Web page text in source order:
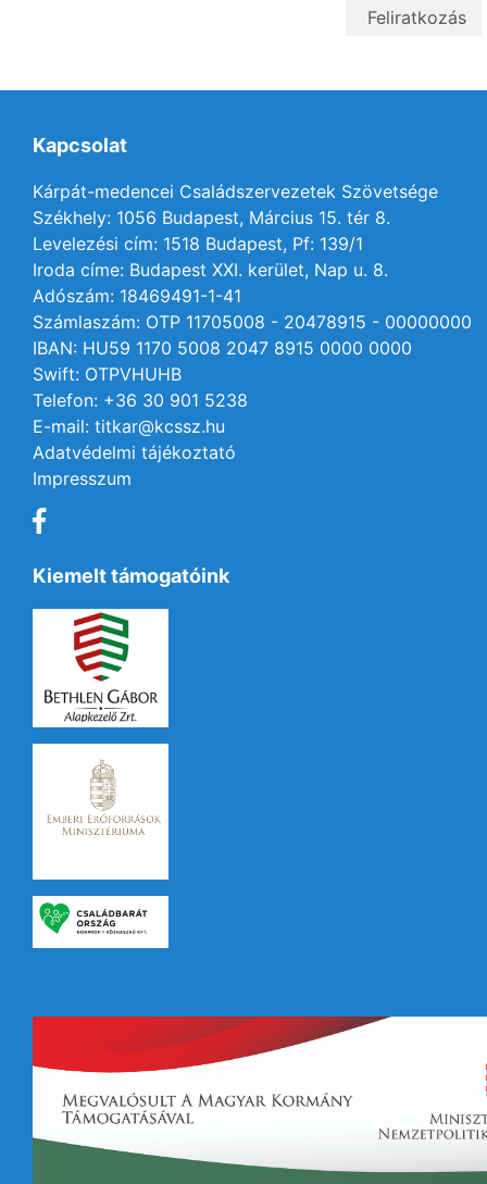
Kapcsolat
Kárpát-medencei Családszervezetek Szövetsége
Székhely: 1056 Budapest, Március 15. tér 8.
Levelezési cím: 1518 Budapest, Pf: 139/1
Iroda címe: Budapest XXI. kerület, Nap u. 8.
Adószám: 18469491-1-41
Számlaszám: OTP 11705008 - 20478915 - 00000000
IBAN: HU59 1170 5008 2047 8915 0000 0000
Swift: OTPVHUHB
Telefon: +36 30 901 5238
E-mail: titkar@kcssz.hu
Adatvédelmi tájékoztató
Impresszum
Kiemelt támogatóink